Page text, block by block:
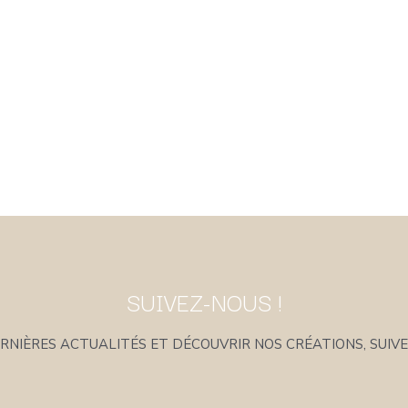
SUIVEZ-NOUS !
ACTUALITÉS ET DÉCOUVRIR NOS CRÉATIONS,